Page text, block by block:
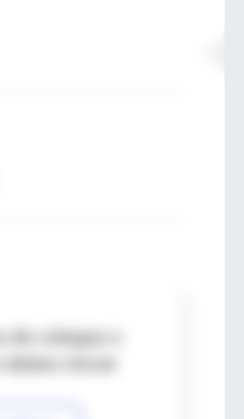
de colegas o